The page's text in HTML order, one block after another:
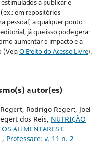
a publicar e
em repositórios
pessoal) a qualquer ponto
já que isso pode gerar
aumentar o impacto e a
(VejaO Efeito do Acesso Livre).
autor(es)
Rodrigo Regert, Joel
dos Reis, NUTRIÇÃO
ALIMENTARES E
, Professare: v. 11 n. 2